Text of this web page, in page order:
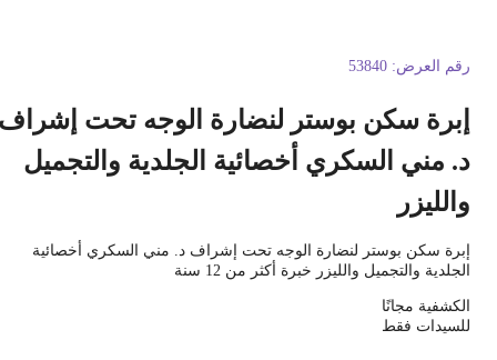
العرض: 53840
سكن بوستر لنضارة الوجه تحت إشراف
مني السكري أخصائية الجلدية والتجميل
سكن بوستر لنضارة الوجه تحت إشراف د. مني السكري أخصائية
والتجميل والليزر خبرة أكثر من 12 سنة
مجانًا
فقط